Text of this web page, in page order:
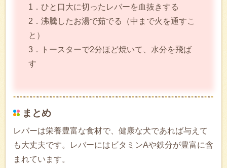
1．ひと口大に切ったレバーを血抜きする
2．沸騰したお湯で茹でる（中まで火を通すこ
と）
3．トースターで2分ほど焼いて、水分を飛ば
す
まとめ
レバーは栄養豊富な食材で、健康な犬であれば与えて
も大丈夫です。レバーにはビタミンAや鉄分が豊富に含
まれています。